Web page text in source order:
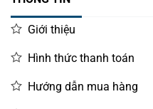
Giới thiệu
Hình thức thanh toán
Hướng dẫn mua hàng